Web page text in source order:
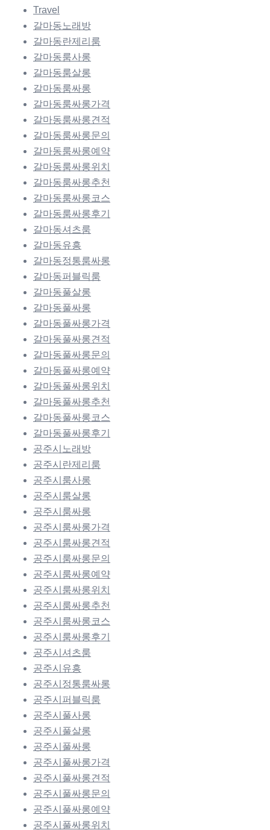
Travel
갈마동노래방
갈마동란제리룸
갈마동룸사롱
갈마동룸살롱
갈마동룸싸롱
갈마동룸싸롱가격
갈마동룸싸롱견적
갈마동룸싸롱문의
갈마동룸싸롱예약
갈마동룸싸롱위치
갈마동룸싸롱추천
갈마동룸싸롱코스
갈마동룸싸롱후기
갈마동셔츠룸
갈마동유흥
갈마동정통룸싸롱
갈마동퍼블릭룸
갈마동풀살롱
갈마동풀싸롱
갈마동풀싸롱가격
갈마동풀싸롱견적
갈마동풀싸롱문의
갈마동풀싸롱예약
갈마동풀싸롱위치
갈마동풀싸롱추천
갈마동풀싸롱코스
갈마동풀싸롱후기
공주시노래방
공주시란제리룸
공주시룸사롱
공주시룸살롱
공주시룸싸롱
공주시룸싸롱가격
공주시룸싸롱견적
공주시룸싸롱문의
공주시룸싸롱예약
공주시룸싸롱위치
공주시룸싸롱추천
공주시룸싸롱코스
공주시룸싸롱후기
공주시셔츠룸
공주시유흥
공주시정통룸싸롱
공주시퍼블릭룸
공주시풀사롱
공주시풀살롱
공주시풀싸롱
공주시풀싸롱가격
공주시풀싸롱견적
공주시풀싸롱문의
공주시풀싸롱예약
공주시풀싸롱위치